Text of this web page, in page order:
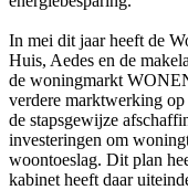
In mei dit jaar heeft de
Huis, Aedes en de
de woningmarkt
verdere marktwerking
de stapsgewijze
investeringen om
woontoeslag. Dit plan
kabinet heeft daar